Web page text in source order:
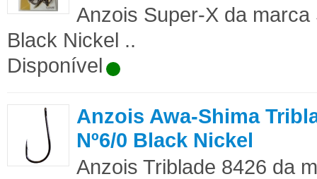
Anzois Super-X da marca
Black Nickel ..
Disponível
Anzois Awa-Shima
Nº6/0 Black Nickel
Anzois Triblade 8426 da